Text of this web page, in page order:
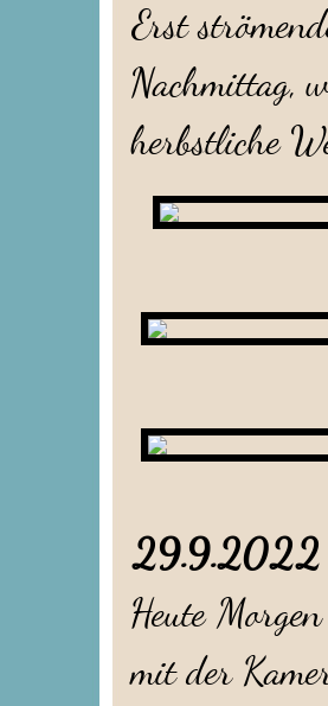
Erst
Nachmittag,
herbstliche
Heute
mit der